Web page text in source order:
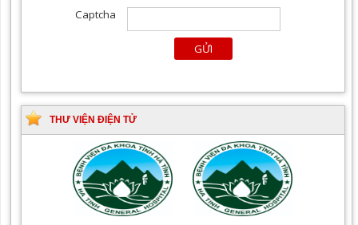
THƯ VIỆN ĐIỆN TỬ